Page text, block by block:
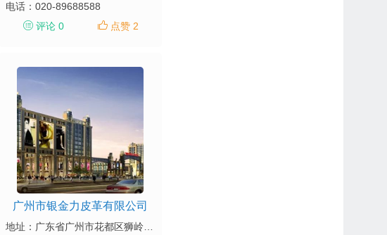
电话： 020-89688588
评论 0
点赞 2
广州市银金力皮革有限公司